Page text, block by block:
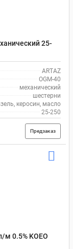
25-
ARTAZ
OGM-40
механический
шестерни
керосин, масло
25-250
Предзаказ
м 0.5% KOEO